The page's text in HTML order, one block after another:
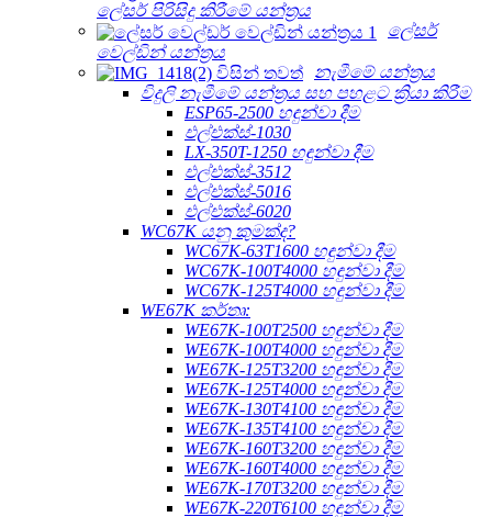
ලේසර් පිරිසිදු කිරීමේ යන්ත්‍රය
ලේසර්
වෙල්ඩින් යන්ත්‍රය
නැමීමේ යන්ත්‍රය
විදුලි නැමීමේ යන්ත්‍රය සහ පහළට ක්‍රියා කිරීම
ESP65-2500 හඳුන්වා දීම
එල්එක්ස්-1030
LX-350T-1250 හඳුන්වා දීම
එල්එක්ස්-3512
එල්එක්ස්-5016
එල්එක්ස්-6020
WC67K යනු කුමක්ද?
WC67K-63T1600 හඳුන්වා දීම
WC67K-100T4000 හඳුන්වා දීම
WC67K-125T4000 හඳුන්වා දීම
WE67K කර්තෘ:
WE67K-100T2500 හඳුන්වා දීම
WE67K-100T4000 හඳුන්වා දීම
WE67K-125T3200 හඳුන්වා දීම
WE67K-125T4000 හඳුන්වා දීම
WE67K-130T4100 හඳුන්වා දීම
WE67K-135T4100 හඳුන්වා දීම
WE67K-160T3200 හඳුන්වා දීම
WE67K-160T4000 හඳුන්වා දීම
WE67K-170T3200 හඳුන්වා දීම
WE67K-220T6100 හඳුන්වා දීම